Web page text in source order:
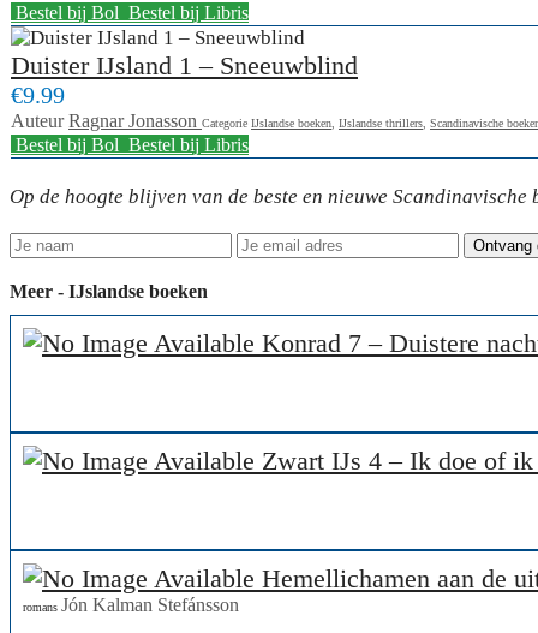
Bestel bij Bol Bestel bij Libris
Duister IJsland 1 – Sneeuwblind
€9.99
AuteurRagnar Jonasson Categorie IJslandse boeken IJslandse thrillers Scandinavische
Bestel bij Bol Bestel bij Libris
Op de hoogte blijven van de beste en nieuwe
Meer - IJslandse boeken
Konrad 7 – Duistere
Zwart IJs 4 – Ik doe of
Hemellichamen aan de
romans Jón Kalman Stefánsson